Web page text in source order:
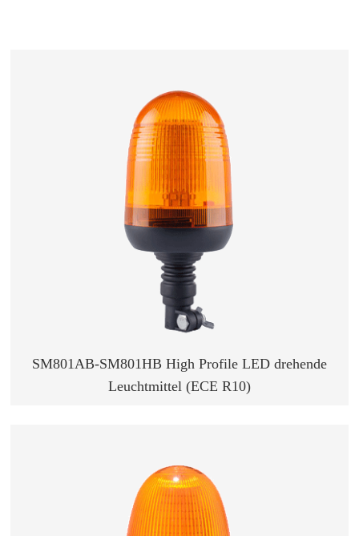
SM801AB-SM801HB High Profile LED drehende
Leuchtmittel (ECE R10)